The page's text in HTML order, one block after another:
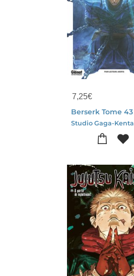
7,25€
Berserk Tome 43